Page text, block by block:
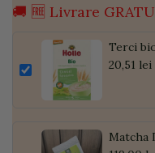
🚚 🆓 Livrare
Terci
5 luni,
20,51 lei
Matcha